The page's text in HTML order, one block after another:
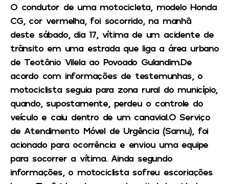
O condutor de uma motocicleta, modelo Honda
CG, cor vermelha, foi socorrido, na manhã
deste sábado, dia 17, vítima de um acidente de
trânsito em uma estrada que liga a área urbano
de Teotônio Vilela ao Povoado Gulandim.De
acordo com informações de testemunhas, o
motociclista seguia para zona rural do município,
quando, supostamente, perdeu o controle do
veículo e caiu dentro de um canavial.O Serviço
de Atendimento Móvel de Urgência (Samu), foi
acionado para ocorrência e enviou uma equipe
para socorrer a vítima. Ainda segundo
informações, o motociclista sofreu escoriações